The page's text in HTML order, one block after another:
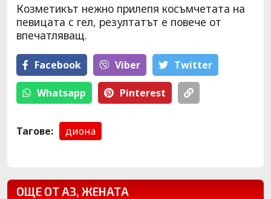
Козметикът нежно прилепя косъмчетата на
певицата с гел, резултатът е повече от
впечатляващ.
Facebook Viber Тwitter
Whatsapp Pinterest
Тагове: диона
ОЩЕ ОТ АЗ, ЖЕНАТА